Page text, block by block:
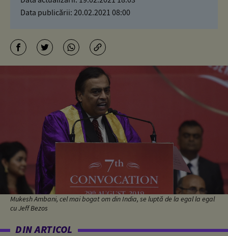
Data publicării: 20.02.2021 08:00
Mukesh Ambani, cel mai bogat om din India, se luptă de la egal la egal
cu Jeff Bezos
DIN ARTICOL